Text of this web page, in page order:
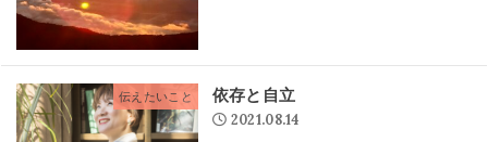
伝えたいこと
依存と自立
2021.08.14